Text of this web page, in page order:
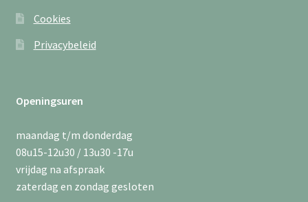
Cookies
Privacybeleid
Openingsuren
maandag t/m donderdag
08u15-12u30 / 13u30 -17u
vrijdag na afspraak
zaterdag en zondag gesloten